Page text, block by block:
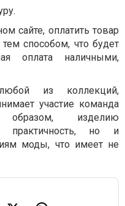
сайте, оплатить товар
способом, что будет
оплата наличными,
из коллекций,
участие команда
образом, изделию
практичность, но и
моды, что имеет не